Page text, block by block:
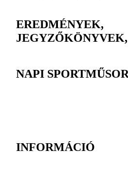
EREDMÉNYEK,
NAPI SPORTMŰSOR
INFORMÁCIÓ